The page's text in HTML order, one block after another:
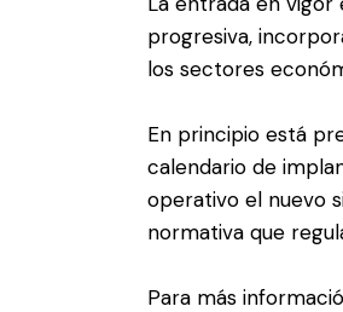
progresiva,
los sectores
En principio está
calendario de
operativo el nuevo
normativa que
Para más